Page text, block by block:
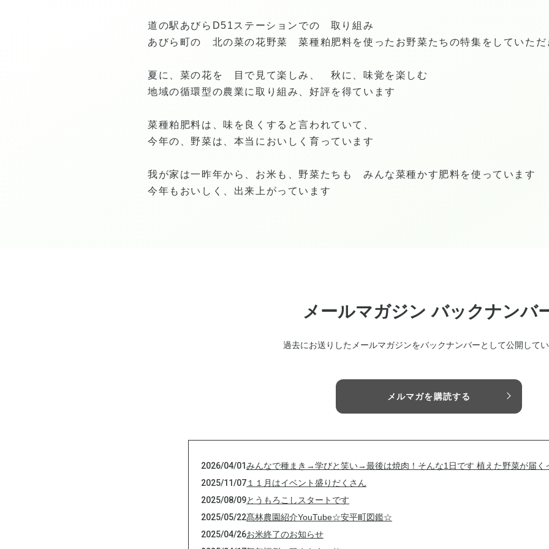
道の駅あびらD51ステーションでの 取り組み
あびら町の 北の菜の花野菜 菜種粕肥料を使ったお野菜たちの特集をしていただ
夏に、菜の花を 目で見て楽しみ、 秋に、味覚を楽しむ
地域の循環型の農業に取り組み、好評を得ています
菜種粕肥料は、味を良くすると言われていて、
今年の、野菜は、本当においしく育っています
我が家は一昨年から、お米も、野菜たちも みんな菜種かす肥料を使っています
今年もおいしく、出来上がっています
メールマガジン バックナンバ
過去にお送りしたメールマガジンをバックナンバーとして公開して
メルマガを購読する
2026/04/01みんなで種まき→学びと笑い→最後は焼肉！そんな1日です 植えた野菜が届く
2025/11/07 １１月はイベント盛りだくさん
2025/08/09とうもろこしスタートです
2025/05/22髙林農園紹介YouTube☆安平町図鑑☆
2025/04/26お米終了のお知らせ